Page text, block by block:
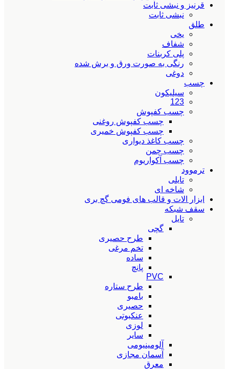
قرنیز و نبشی ثابت
نبشی ثابت
طلق
یخی
شفاف
پلی کربنات
رنگی به صورت ورق و برش شده
دوغی
چسب
سیلیکون
123
چسب کفپوش
چسب کفپوش روغنی
چسب کفپوش خمیری
چسب کاغذ دیواری
چسب چمن
چسب آکواریوم
ترموود
تایلی
شاخه ای
ابزار الات و قالب های فومی گچ بری
سقف شبکه
تایل
گچی
طرح حصیری
تخم مرغی
ساده
پانچ
PVC
طرح ستاره
بامبو
حصیری
عنکبوتی
لوزی
سایر
آلومینیومی
آسمان مجازی
معرق